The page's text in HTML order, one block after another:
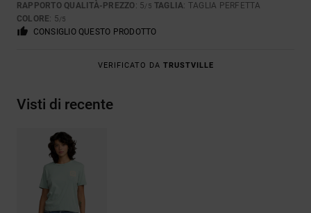
RAPPORTO QUALITÀ-PREZZO: 5/5 TAGLIA: TAGLIA PERFETTA
COLORE: 5/5
CONSIGLIO QUESTO PRODOTTO
VERIFICATO DA TRUSTVILLE
Visti di recente